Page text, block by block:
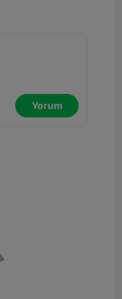
Yorum